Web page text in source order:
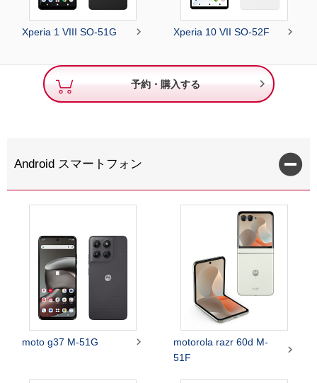
Xperia 1 VIII SO-51G  Xperia 10 VII SO-52F 
予約・購入する 
Android スマートフォン
moto g37 M-51G 
motorola razr 60d M-
51F
